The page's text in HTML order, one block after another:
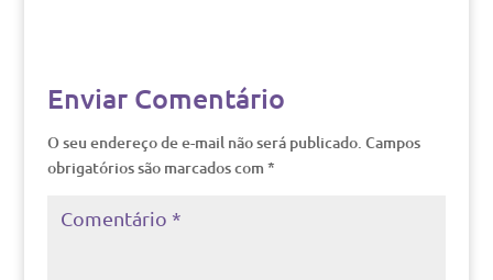
Enviar Comentário
O seu endereço de e-mail não será publicado. Campos
obrigatórios são marcados com *